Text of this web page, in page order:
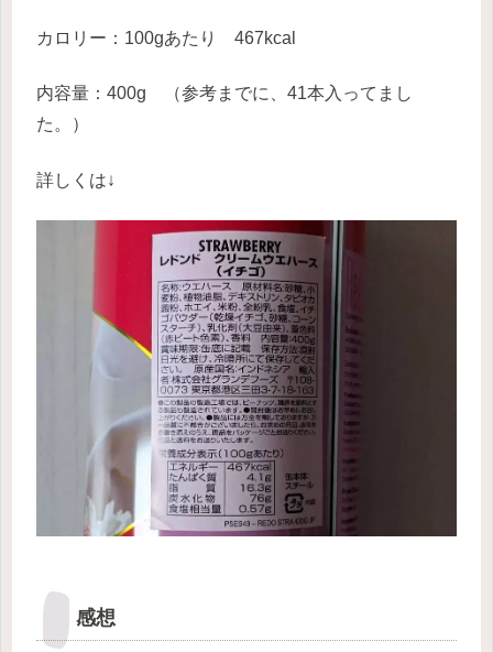
カロリー：100gあたり 467kcal
内容量：400g （参考までに、41本入ってまし
た。）
詳しくは↓
感想